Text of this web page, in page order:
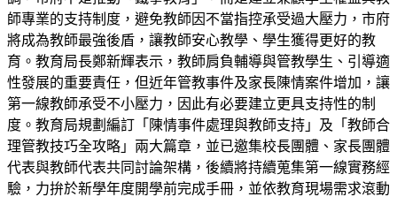
師專業的支持制度，避免教師因不當指控承受過大壓力，市府
將成為教師最強後盾，讓教師安心教學、學生獲得更好的教
育。教育局長鄭新輝表示，教師肩負輔導與管教學生、引導適
性發展的重要責任，但近年管教事件及家長陳情案件增加，讓
第一線教師承受不小壓力，因此有必要建立更具支持性的制
度。教育局規劃編訂「陳情事件處理與教師支持」及「教師合
理管教技巧全攻略」兩大篇章，並已邀集校長團體、家長團體
代表與教師代表共同討論架構，後續將持續蒐集第一線實務經
驗，力拚於新學年度開學前完成手冊，並依教育現場需求滾動